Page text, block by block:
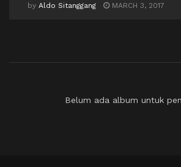
by Aldo Sitanggang MARCH 3, 2017
Belum ada album untuk